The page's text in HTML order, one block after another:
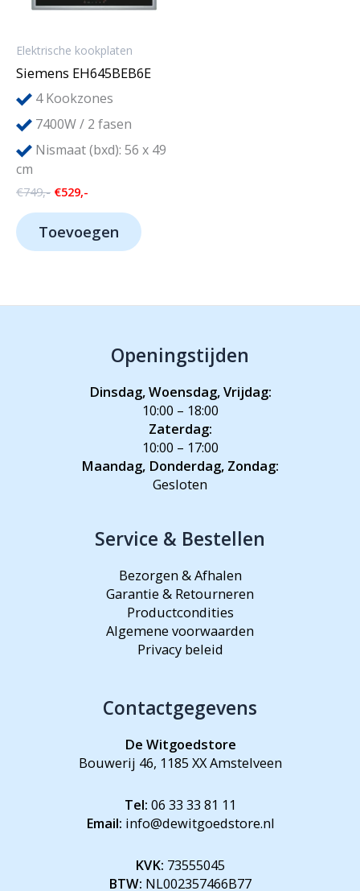
Elektrische kookplaten
Siemens EH645BEB6E
4Kookzones
7400W / 2 fasen
Nismaat (bxd): 56 x 49
cm
€749,- Oorspronkelijke
€749,-.
€529,-
€529,-.
Toevoegen
Openingstijden
Dinsdag, Woensdag, Vrijdag:
10:00 – 18:00
Zaterdag:
10:00 – 17:00
Maandag, Donderdag, Zondag:
Gesloten
Service & Bestellen
Bezorgen & Afhalen
Garantie & Retourneren
Productcondities
Algemene voorwaarden
Privacy beleid
Contactgegevens
De Witgoedstore
Bouwerij 46, 1185 XX Amstelveen
Tel: 06 33 33 81 11
Email: info@dewitgoedstore.nl
KVK: 73555045
BTW: NL002357466B77